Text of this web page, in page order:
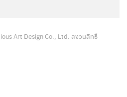
Art Design Co., Ltd. สงวนสิทธิ์